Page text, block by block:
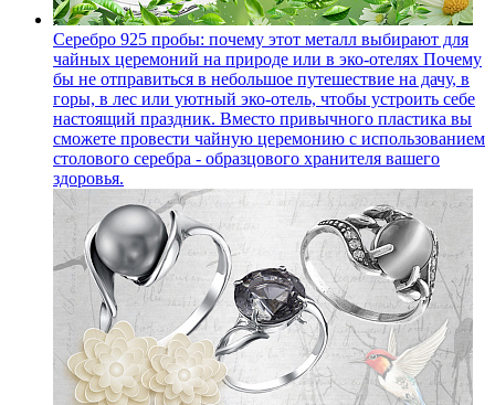
Серебро 925 пробы: почему этот металл выбирают для
чайных церемоний на природе или в эко-отелях Почему
бы не отправиться в небольшое путешествие на дачу, в
горы, в лес или уютный эко-отель, чтобы устроить себе
настоящий праздник. Вместо привычного пластика вы
сможете провести чайную церемонию с использованием
столового серебра - образцового хранителя вашего
здоровья.